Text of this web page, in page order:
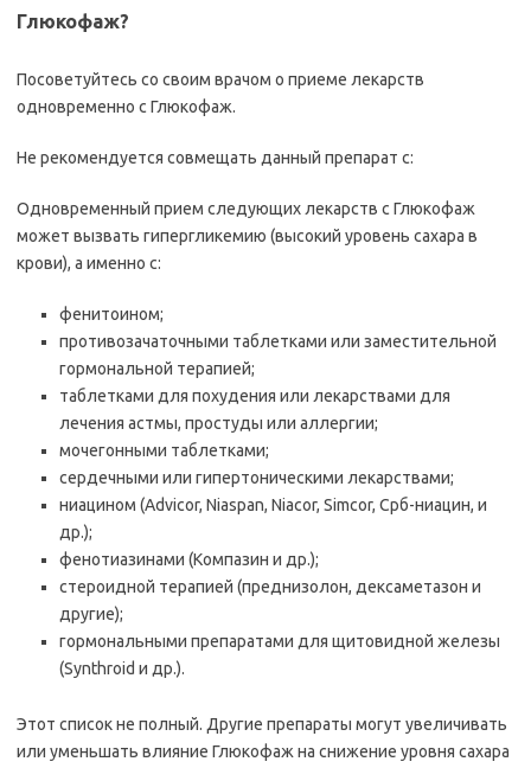
Глюкофаж?
Посоветуйтесь со своим врачом о приеме лекарств
одновременно с Глюкофаж.
Не рекомендуется совмещать данный препарат с:
Одновременный прием следующих лекарств с Глюкофаж
может вызвать гипергликемию (высокий уровень сахара в
крови), а именно с:
фенитоином;
противозачаточными таблетками или заместительной
гормональной терапией;
таблетками для похудения или лекарствами для
лечения астмы, простуды или аллергии;
мочегонными таблетками;
сердечными или гипертоническими лекарствами;
ниацином (Advicor, Niaspan, Niacor, Simcor, Срб-ниацин, и
др.);
фенотиазинами (Компазин и др.);
стероидной терапией (преднизолон, дексаметазон и
другие);
гормональными препаратами для щитовидной железы
(Synthroid и др.).
Этот список не полный. Другие препараты могут увеличивать
или уменьшать влияние Глюкофаж на снижение уровня сахара